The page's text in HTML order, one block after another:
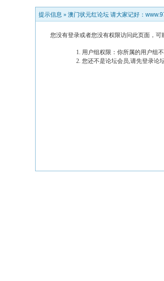
提示信息 » 澳门状元红论坛 请大家记好：
您没有登录或者您没有权限访问此页面，可
用户组权限：你所属的用户组
您还不是论坛会员,请先登录论